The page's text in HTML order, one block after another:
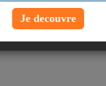
le jambon au sirop
entier. Essayez-là!
notez !
Je decouvre